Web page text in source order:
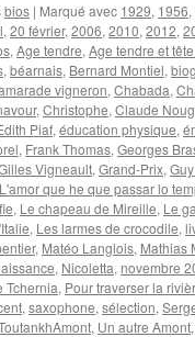
bios | Marqué avec 1929, 1956,
, 20 février, 2006, 2010, 2012,
, Age tendre, Age tendre et
, béarnais, Bernard Montiel,
vigneron, Chabada,
, Christophe, Claude
Piaf, éducation physique,
, Frank Thomas, Georges
Vigneault, Grand-Prix,
L'amor que he que passar lo
, Le chapeau de Mireille, Le
, Les larmes de crocodile,
, Matéo Langlois, Mathias
, Nicoletta, novembre
Tchernia, Pour traverser la
, saxophone, sélection,
, Un autre Amont,